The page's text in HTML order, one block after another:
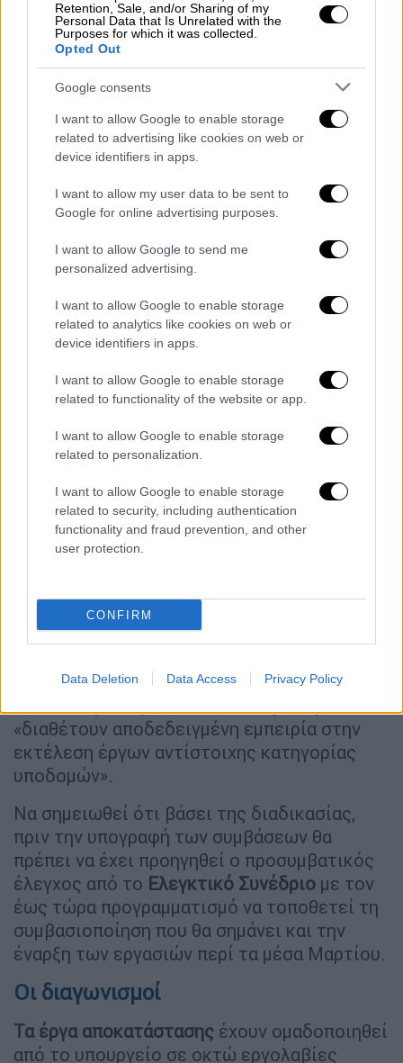
Retention, Sale, and/or Sharing of my
Personal Data that Is Unrelated with the
Purposes for which it was collected.
Opted Out
Google consents
I want to allow Google to enable storage
related to advertising like cookies on web or
device identifiers in apps.
I want to allow my user data to be sent to
Google for online advertising purposes.
I want to allow Google to send me
personalized advertising.
I want to allow Google to enable storage
related to analytics like cookies on web or
device identifiers in apps.
I want to allow Google to enable storage
related to functionality of the website or app.
I want to allow Google to enable storage
related to personalization.
I want to allow Google to enable storage
related to security, including authentication
functionality and fraud prevention, and other
user protection.
CONFIRM
Data Deletion Data Access Privacy Policy
αφήνει άλλα περιθώρια από το να την
ανατρέψουμε με κάθε τρόπο,
προστατεύοντας τα συμφέροντα των
Τόνιζαν μάλιστα ότι το συμβατικό
αντικείμενο των έργων αποκατάστασης των
υποδομών προέκυψεαπό τη συνένωση των
προϋπολογισμών των επιμέρους έργων του
εκάστου Δήμου της Θεσσαλίας,«κατά
Βασικής Αρχής της Αναλογικότητας,
αποκλείοντας τη συμμετοχή όλων των
εργοληπτικών εταιρειών από 6ης τάξης και
κάτω, που θα σήμαινε αύξηση του
ανταγωνισμού και ωφέλεια στον χρόνο
εκτέλεσής τους».
Από την πλευρά του το υπουργείο – όπως
ανέφερε και στις σχετικές προσκλήσεις
προς τις τέσσερις εταιρίες – επέλεξε
διαδικασία fast track αφενός επειδή τα έργα
εμφανίζουν πολυπλοκότητα και αυξημένη
τεχνική δυσκολία και αφετέρου επειδή
μέρος των χρηματοδοτικών πόρων
κατά συνέπεια υπάρχει δεσμευτικό
χρονοδιάγραμμα περαίωσης και ως εκ
τούτου κρίνεται απαραίτητη η άμεση
«διαθέτουν αποδεδειγμένη εμπειρία στην
εκτέλεση έργων αντίστοιχης κατηγορίας
υποδομών».
Να σημειωθεί ότι βάσει της διαδικασίας,
πριν την υπογραφή των συμβάσεων θα
πρέπει να έχει προηγηθεί ο προσυμβατικός
έλεγχος από το Ελεγκτικό Συνέδριο με τον
έως τώρα προγραμματισμό να τοποθετεί τη
συμβασιοποίηση που θα σημάνει και την
έναρξη των εργασιών περί τα μέσα Μαρτίου.
Οι διαγωνισμοί
Τα έργα αποκατάστασης έχουν ομαδοποιηθεί
από το υπουργείο σε οκτώ εργολαβίες